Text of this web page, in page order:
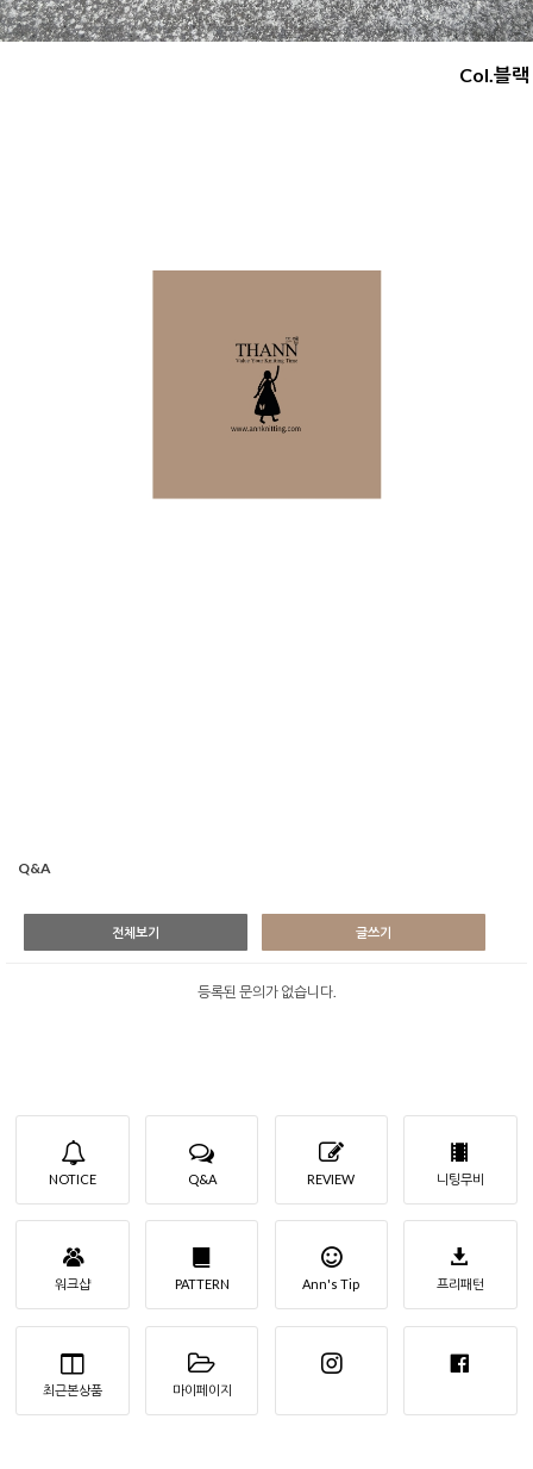
Col.블랙
Q&A
전체보기 글쓰기
등록된 문의가 없습니다.
NOTICE Q&A REVIEW 니팅무비
워크샵 PATTERN Ann's Tip 프리패턴
최근본상품 마이페이지